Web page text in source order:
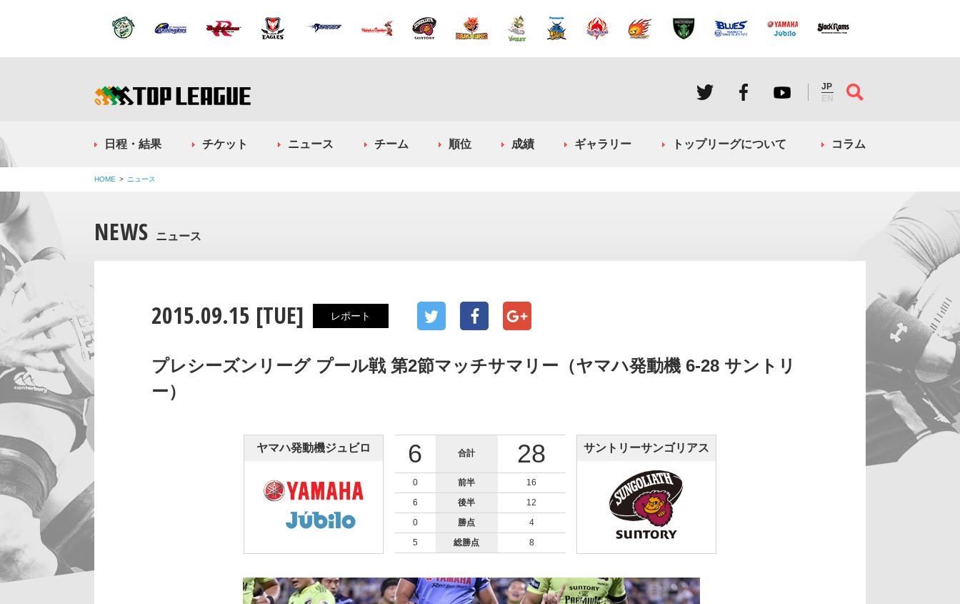
JP
EN
日程・結果 チケット ニュース チーム 順位 成績 ギャラリー トップリーグについて コラム
HOME ニュース
NEWS ニュース
2015.09.15 [TUE] レポート
プレシーズンリーグ プール戦 第2節マッチサマリー（ヤマハ発動機 6-28 サントリ
ー）
ヤマハ発動機ジュビロ 6 合計 28
0 前半
16
6
後半
12
0
勝点
4
5
総勝点 8
サントリーサンゴリアス